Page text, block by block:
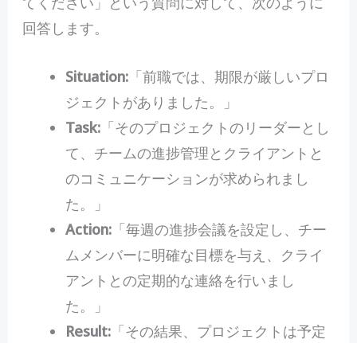
回答します。
Situation:「前職では、期限が厳しいプロ
ジェクトがありました。」
Task:「そのプロジェクトのリーダーとし
て、チームの進捗管理とクライアントと
のコミュニケーションが求められまし
た。」
Action:「毎週の進捗会議を設定し、チー
ムメンバーに明確な目標を与え、クライ
アントとの定期的な連絡を行いまし
た。」
Result:「その結果、プロジェクトは予定